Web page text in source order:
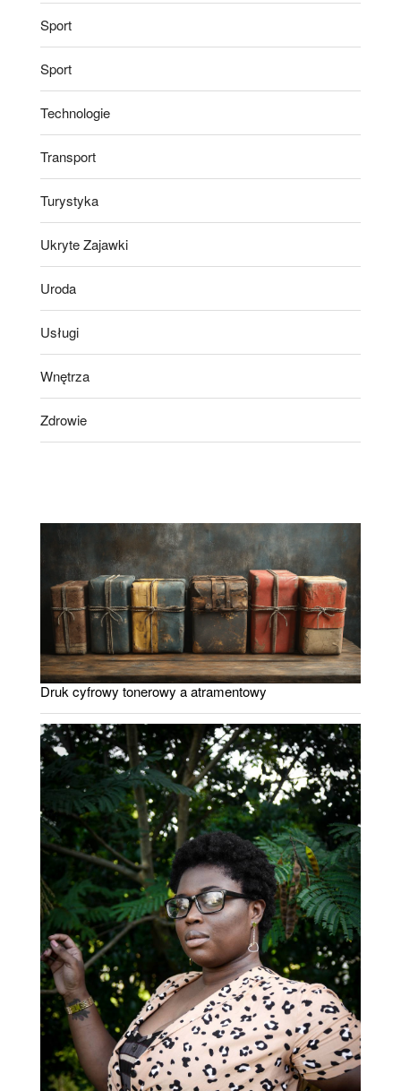
Sport
Sport
Technologie
Transport
Turystyka
Ukryte Zajawki
Uroda
Usługi
Wnętrza
Zdrowie
Druk cyfrowy tonerowy a atramentowy